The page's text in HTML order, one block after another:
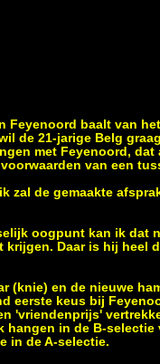
Feyenoord baalt van
de 21-jarige Belg
met Feyenoord,
van een
zal de gemaakte
oogpunt kan ik dat
krijgen. Daar is hij heel
(knie) en de nieuwe
eerste keus bij
'vriendenprijs'
hangen in de B-
in de A-selectie.